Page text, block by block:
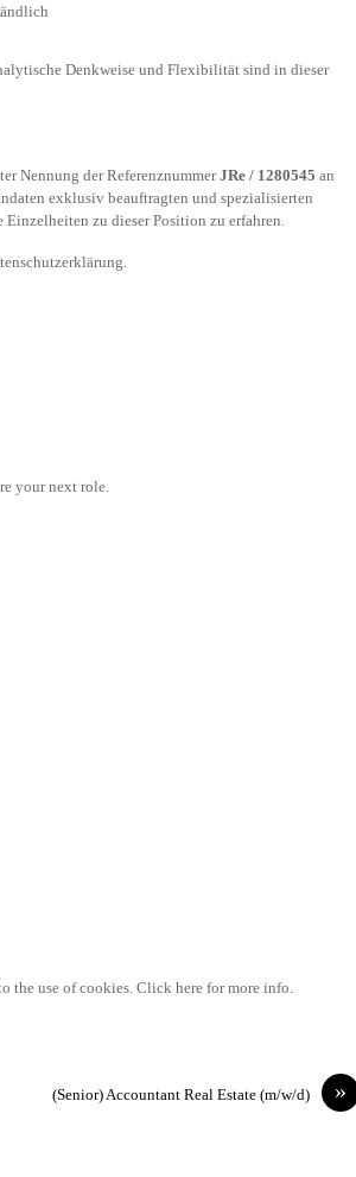
Denkweise und Flexibilität sind in dieser
Nennung der ReferenznummerJRe / 1280545 an
exklusiv beauftragten und spezialisierten
zu dieser Position zu erfahren.
your next role.
the use of cookies. Click here for more info.
»
(Senior) Accountant Real Estate (m/w/d)